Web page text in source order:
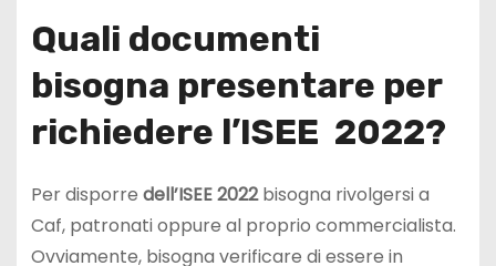
Quali documenti
bisogna presentare per
richiedere l’ISEE 2022?
Per disporre dell’ISEE 2022bisogna rivolgersi a
Caf, patronati oppure al proprio commercialista.
Ovviamente, bisogna verificare di essere in